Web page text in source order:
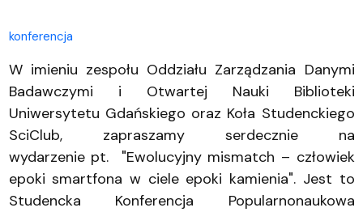
konferencja
W imieniu zespołu Oddziału Zarządzania Danymi
Badawczymi i Otwartej Nauki Biblioteki
Uniwersytetu Gdańskiego oraz Koła Studenckiego
SciClub, zapraszamy serdecznie na
wydarzenie pt. "Ewolucyjny mismatch – człowiek
epoki smartfona w ciele epoki kamienia". Jest to
Studencka Konferencja Popularnonaukowa